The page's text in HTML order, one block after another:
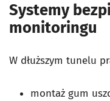
Systemy
monitoringu
W dłuższym tunelu
montaż gum